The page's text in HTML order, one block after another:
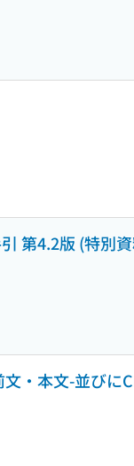
第4.2版 (特別
・本文-並びに